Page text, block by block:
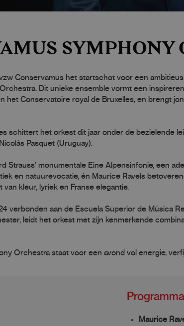
SYMPHONY
Conservamus het startschot voor een
Dit unieke ensemble vormt een
het Conservatoire royal de Bruxelles, en brengt
schittert het orkest dit jaar onder de bezielende
Pasquet (Uruguay).
Strauss’ monumentale Eine Alpensinfonie, een
en natuurevocatie, én Maurice Ravels
kleur, lyriek en Franse elegantie.
verbonden aan de Escuela Superior de Música
leidt het orkest met zijn kenmerkende
Orchestra staat voor een avond vol energie,
Programma
Maurice